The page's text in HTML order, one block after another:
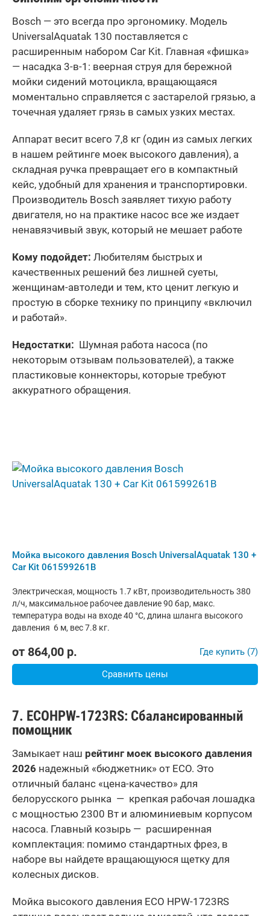
Bosch — это всегда про эргономику. Модель
UniversalAquatak 130 поставляется с
расширенным набором Car Kit. Главная «фишка»
— насадка 3-в-1: веерная струя для бережной
мойки сидений мотоцикла, вращающаяся
моментально справляется с застарелой грязью, а
точечная удаляет грязь в самых узких местах.
Аппарат весит всего 7,8 кг (один из самых легких
в нашем рейтинге моек высокого давления), а
складная ручка превращает его в компактный
кейс, удобный для хранения и транспортировки.
Производитель Bosch заявляет тихую работу
двигателя, но на практике насос все же издает
ненавязчивый звук, который не мешает работе
Кому подойдет: Любителям быстрых и
качественных решений без лишней суеты,
женщинам-автоледи и тем, кто ценит легкую и
простую в сборке технику по принципу «включил
и работай».
Недостатки: Шумная работа насоса (по
некоторым отзывам пользователей), а также
пластиковые коннекторы, которые требуют
аккуратного обращения.
Мойка высокого давления Bosch UniversalAquatak 130 +
Car Kit 061599261B
Электрическая, мощность 1.7 кВт, производительность 380
л/ч, максимальное рабочее давление 90 бар, макс.
температура воды на входе 40 °C, длина шланга высокого
давления 6 м, вес 7.8 кг.
от 864,00 р. Где купить (7)
Сравнить цены
7. ECOHPW-1723RS: Сбалансированный
помощник
Замыкает наш рейтинг моек высокого давления
2026 надежный «бюджетник» от ECO. Это
отличный баланс «цена-качество» для
белорусского рынка — крепкая рабочая лошадка
с мощностью 2300 Вт и алюминиевым корпусом
насоса. Главный козырь — расширенная
комплектация: помимо стандартных фрез, в
наборе вы найдете вращающуюся щетку для
колесных дисков.
Мойка высокого давления ECO HPW-1723RS